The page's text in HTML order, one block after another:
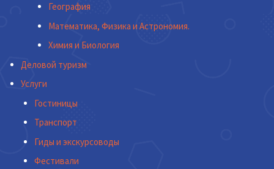
География
Математика, Физика и Астрономия.
Химия и Биология
Деловой туризм
Услуги
Гостиницы
Транспорт
Гиды и экскурсоводы
Фестивали